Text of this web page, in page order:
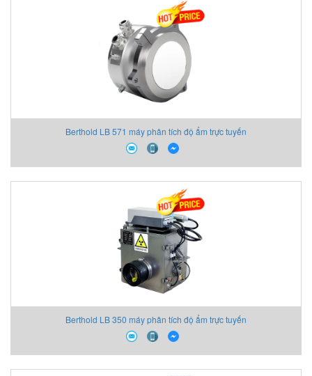
Berthold LB 571 máy phân tích độ ẩm trực tuyến
Berthold LB 350 máy phân tích độ ẩm trực tuyến